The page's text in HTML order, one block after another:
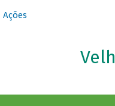
Ações